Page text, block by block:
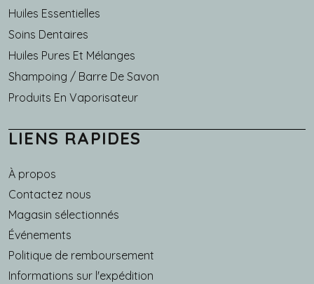
Huiles Essentielles
Soins Dentaires
Huiles Pures Et Mélanges
Shampoing / Barre De Savon
Produits En Vaporisateur
LIENS RAPIDES
À propos
Main navigation
Contactez nous
Magasin sélectionnés
Événements
Politique de remboursement
Informations sur l'expédition